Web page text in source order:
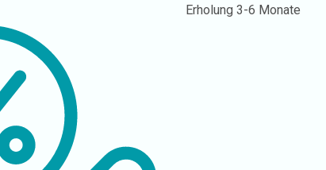
Erholung 3-6 Monate